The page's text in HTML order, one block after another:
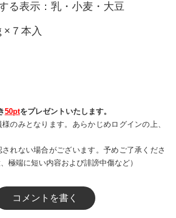
る表示：乳・小麦・大豆
×７本入
50ptをプレゼントいたします。
のみとなります。あらかじめログインの上、
れない場合がございます。予めご了承くださ
極端に短い内容および誹謗中傷など）
コメントを書く